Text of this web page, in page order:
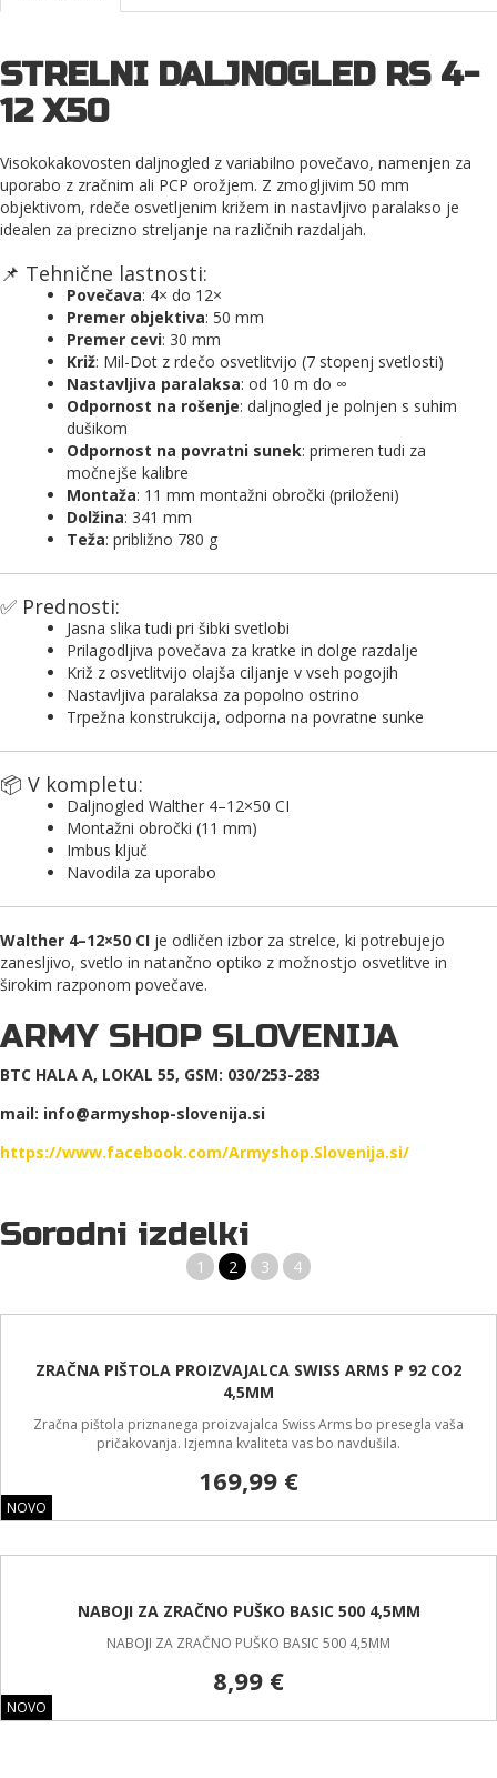
STRELNI DALJNOGLED RS 4-
12 X50
Visokokakovosten daljnogled z variabilno povečavo, namenjen za
uporabo z zračnim ali PCP orožjem. Z zmogljivim 50 mm
objektivom, rdeče osvetljenim križem in nastavljivo paralakso je
idealen za precizno streljanje na različnih razdaljah.
📌 Tehnične lastnosti:
Povečava: 4× do 12×
Premer objektiva: 50 mm
Premer cevi: 30 mm
Križ: Mil-Dot z rdečo osvetlitvijo (7 stopenj svetlosti)
Nastavljiva paralaksa: od 10 m do ∞
Odpornost na rošenje: daljnogled je polnjen s suhim
dušikom
Odpornost na povratni sunek: primeren tudi za
močnejše kalibre
Montaža: 11 mm montažni obročki (priloženi)
Dolžina: 341 mm
Teža: približno 780 g
✅ Prednosti:
Jasna slika tudi pri šibki svetlobi
Prilagodljiva povečava za kratke in dolge razdalje
Križ z osvetlitvijo olajša ciljanje v vseh pogojih
Nastavljiva paralaksa za popolno ostrino
Trpežna konstrukcija, odporna na povratne sunke
📦 V kompletu:
Daljnogled Walther 4–12×50 CI
Montažni obročki (11 mm)
Imbus ključ
Navodila za uporabo
Walther 4–12×50 CI je odličen izbor za strelce, ki potrebujejo
zanesljivo, svetlo in natančno optiko z možnostjo osvetlitve in
širokim razponom povečave.
ARMY SHOP SLOVENIJA
BTC HALA A, LOKAL 55, GSM: 030/253-283
mail: info@armyshop-slovenija.si
https://www.facebook.com/Armyshop.Slovenija.si/
Sorodni izdelki
1 2 3 4